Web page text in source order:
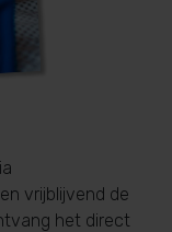
vrijblijvend de
het direct